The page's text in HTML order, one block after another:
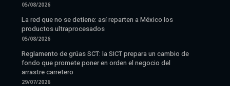
05/08/2026
La red que no se detiene: así reparten a México los
productos ultraprocesados
05/08/2026
Reglamento de grúas SCT: la SICT prepara un cambio de
fondo que promete poner en orden el negocio del
arrastre carretero
29/07/2026